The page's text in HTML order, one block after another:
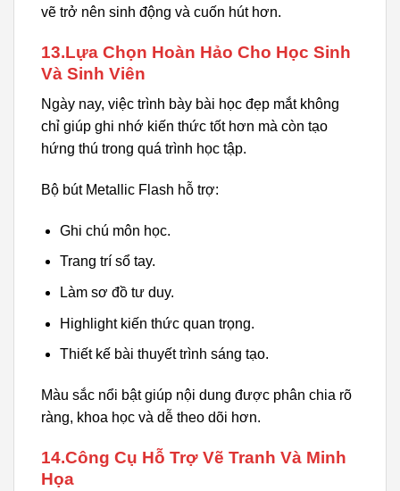
vẽ trở nên sinh động và cuốn hút hơn.
13.Lựa Chọn Hoàn Hảo Cho Học Sinh
Và Sinh Viên
Ngày nay, việc trình bày bài học đẹp mắt không
chỉ giúp ghi nhớ kiến thức tốt hơn mà còn tạo
hứng thú trong quá trình học tập.
Bộ bút Metallic Flash hỗ trợ:
Ghi chú môn học.
Trang trí sổ tay.
Làm sơ đồ tư duy.
Highlight kiến thức quan trọng.
Thiết kế bài thuyết trình sáng tạo.
Màu sắc nổi bật giúp nội dung được phân chia rõ
ràng, khoa học và dễ theo dõi hơn.
14.Công Cụ Hỗ Trợ Vẽ Tranh Và Minh
Họa